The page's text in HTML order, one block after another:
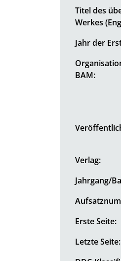
Titel des
Werkes
Jahr der
BAM:
Verlag:
Jahrgang/
Erste Seite:
Letzte Seite: